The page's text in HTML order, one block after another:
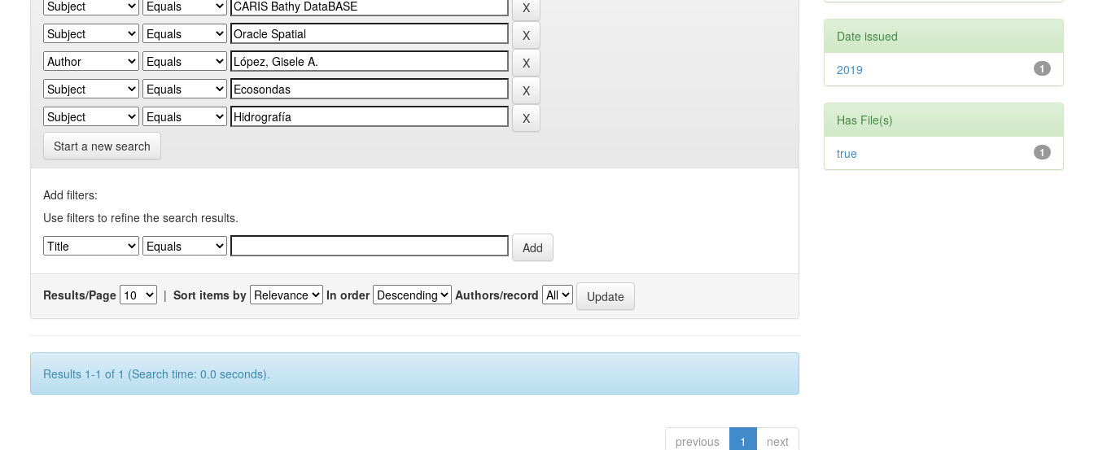
Start a new search
Add filters:
Use filters to refine the search results.
Results/Page | Sort items by In order Authors/record
Results 1-1 of 1 (Search time: 0.0 seconds).
previous 1 next
Date issued
1
2019
Has File(s)
1
true